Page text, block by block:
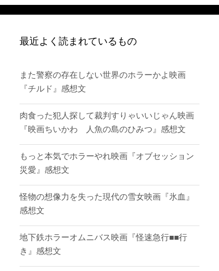
最近よく読まれているもの
また警察の存在しない世界のホラーかよ映画
『チルド』感想文
肉食った犯人探して裁判すりゃいいじゃん映画
『映画ちいかわ 人魚の島のひみつ』感想文
もっと本気でホラーやれ映画『オブセッション
災愛』感想文
怪物の想像力を失った現代の雪女映画『氷血』
感想文
地下鉄ホラーオムニバス映画『怪速急行■■行
き』感想文